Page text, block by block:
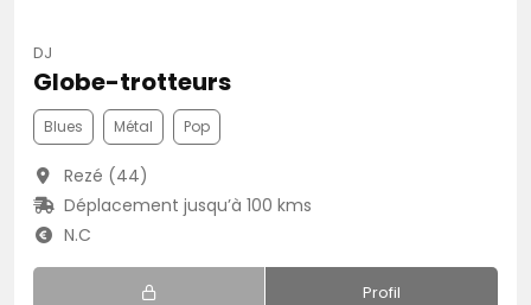
DJ
Globe-trotteurs
Blues Métal Pop
Rezé (44)
Déplacement jusqu’à 100 kms
N.C
Profil